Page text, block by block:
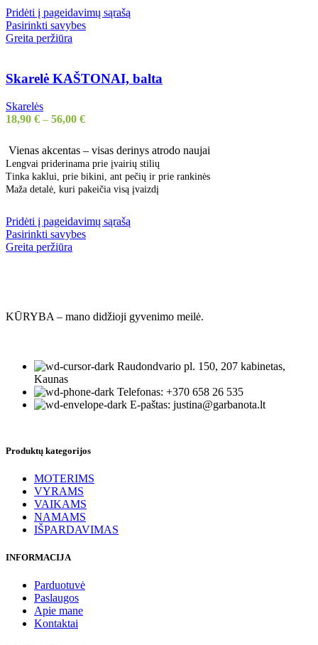
Pridėti į pageidavimų sąrašą
Pasirinkti savybes
Greita peržiūra
Skarelė KAŠTONAI, balta
Skarelės
18,90 € – 56,00 €
Vienas akcentas – visas derinys atrodo naujai
Lengvai priderinama prie įvairių stilių
Tinka kaklui, prie bikini, ant pečių ir prie rankinės
Maža detalė, kuri pakeičia visą įvaizdį
Pridėti į pageidavimų sąrašą
Pasirinkti savybes
Greita peržiūra
KŪRYBA – mano didžioji gyvenimo meilė.
Raudondvario pl. 150, 207 kabinetas,
Kaunas
Telefonas: +370 658 26 535
E-paštas: justina@garbanota.lt
Produktų kategorijos
MOTERIMS
VYRAMS
VAIKAMS
NAMAMS
IŠPARDAVIMAS
INFORMACIJA
Parduotuvė
Paslaugos
Apie mane
Kontaktai